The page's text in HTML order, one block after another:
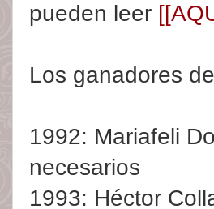
pueden leer
Los ganadores
1992: Mariafeli
necesarios
1993: Héctor